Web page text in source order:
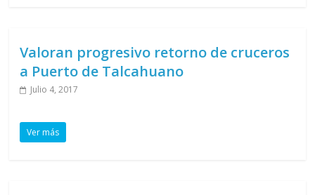
Valoran progresivo retorno de cruceros
a Puerto de Talcahuano
Julio 4, 2017
Ver más